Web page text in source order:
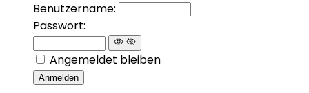
Benutzername:
Passwort:
Angemeldet bleiben
Anmelden